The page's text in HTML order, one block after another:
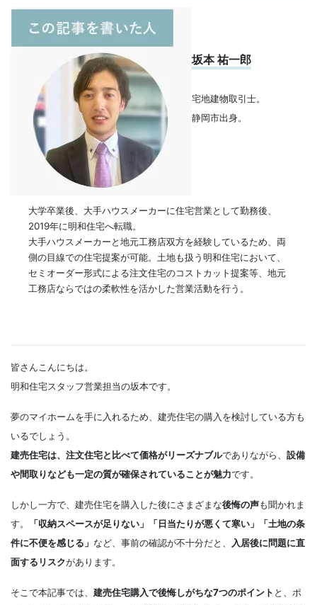
坂本 祐一郎
宅地建物取引士。
静岡市出身。
大学卒業後、大手ハウスメーカーに住宅営業として勤務後、
2019年に明和住宅へ転職。
大手ハウスメーカーと地元工務店双方を経験しているため、両
側の目線での住宅提案が可能。土地も扱う明和住宅において、
セミオーダー形式による注文住宅のコストカット提案等、地元
工務店ならではの柔軟性を活かした営業活動を行う。
皆さんこんにちは。
明和住宅スタッフ営業担当の坂本です。
夢のマイホームを手に入れるため、建売住宅の購入を検討している方も
いるでしょう。
建売住宅は、注文住宅と比べて価格がリーズナブルでありながら、 設備
や間取りなども一定の質が確保されていることが魅力です。
しかし一方で、建売住宅を購入した後にさまざまな後悔の声も聞かれま
す。
「収納スペースが足りない」「日当たりが悪くて寒い」「土地の条
件に不便を感じる」 など、事前の確認が不十分だと、 入居後に問題に直
面するリスクがあります。
そこで本記事では、 建売住宅購入で後悔しがちな7つのポイント と、ポ